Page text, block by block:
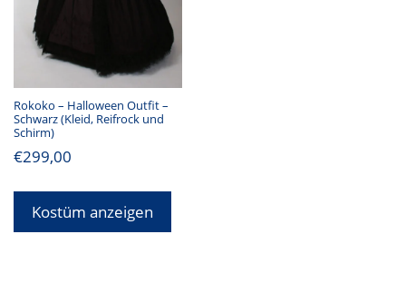
Rokoko – Halloween Outfit –
Schwarz (Kleid, Reifrock und
Schirm)
€299,00
Kostüm anzeigen